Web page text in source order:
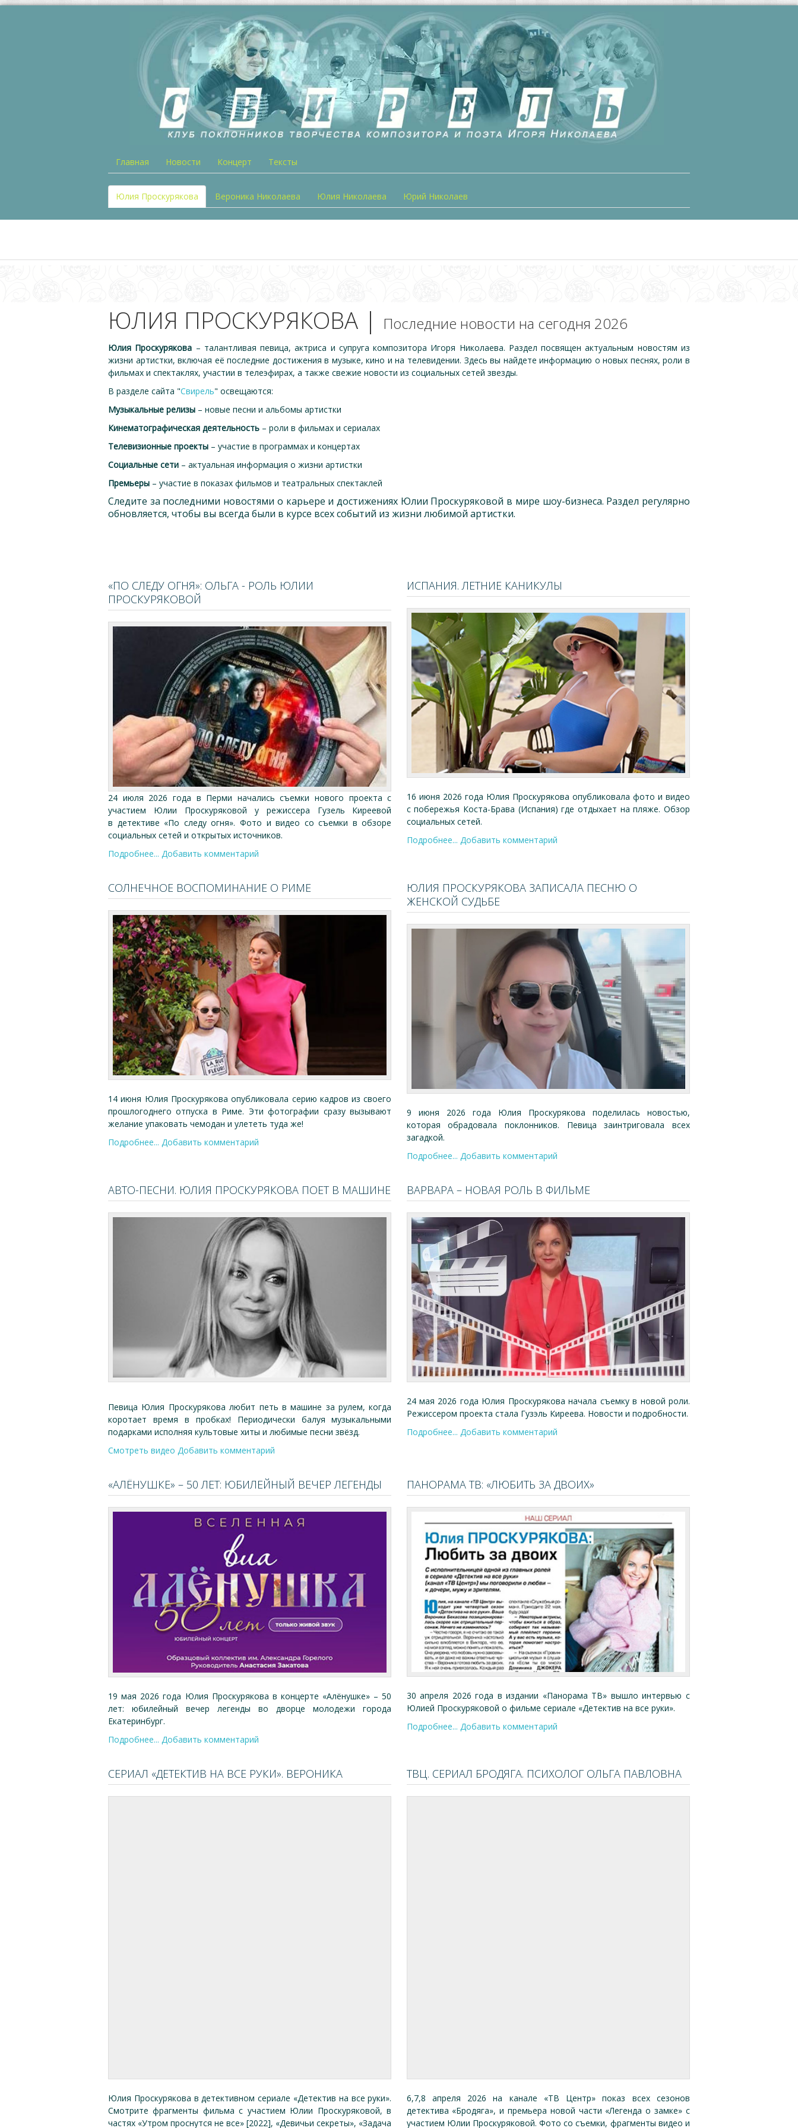
Главная Новости Концерт Тексты
Юлия Проскурякова Вероника Николаева Юлия Николаева Юрий Николаев
ЮЛИЯ ПРОСКУРЯКОВА | Последние новости на сегодня 2026
Юлия Проскурякова – талантливая певица, актриса и супруга композитора Игоря Николаева. Раздел посвящен актуальным новостям из
жизни артистки, включая её последние достижения в музыке, кино и на телевидении. Здесь вы найдете информацию о новых песнях, роли в
фильмах и спектаклях, участии в телеэфирах, а также свежие новости из социальных сетей звезды.
В разделе сайта "Свирель" освещаются:
Музыкальные релизы – новые песни и альбомы артистки
Кинематографическая деятельность – роли в фильмах и сериалах
Телевизионные проекты – участие в программах и концертах
Социальные сети – актуальная информация о жизни артистки
Премьеры – участие в показах фильмов и театральных спектаклей
Следите за последними новостями о карьере и достижениях Юлии Проскуряковой в мире шоу-бизнеса. Раздел регулярно
обновляется, чтобы вы всегда были в курсе всех событий из жизни любимой артистки.
«ПО СЛЕДУ ОГНЯ»: ОЛЬГА - РОЛЬ ЮЛИИ
ПРОСКУРЯКОВОЙ
24 июля 2026 года в Перми начались съемки нового проекта с
участием Юлии Проскуряковой у режиссера Гузель Киреевой
в детективе «По следу огня». Фото и видео со съемки в обзоре
социальных сетей и открытых источников.
Подробнее... Добавить комментарий
ИСПАНИЯ. ЛЕТНИЕ КАНИКУЛЫ
16 июня 2026 года Юлия Проскурякова опубликовала фото и видео
с побережья Коста-Брава (Испания) где отдыхает на пляже. Обзор
социальных сетей.
Подробнее... Добавить комментарий
СОЛНЕЧНОЕ ВОСПОМИНАНИЕ О РИМЕ
14 июня Юлия Проскурякова опубликовала серию кадров из своего
прошлогоднего отпуска в Риме. Эти фотографии сразу вызывают
желание упаковать чемодан и улететь туда же!
Подробнее... Добавить комментарий
ЮЛИЯ ПРОСКУРЯКОВА ЗАПИСАЛА ПЕСНЮ О
ЖЕНСКОЙ СУДЬБЕ
9 июня 2026 года Юлия Проскурякова поделилась новостью,
которая обрадовала поклонников. Певица заинтриговала всех
загадкой.
Подробнее... Добавить комментарий
АВТО-ПЕСНИ. ЮЛИЯ ПРОСКУРЯКОВА ПОЕТ В МАШИНЕ
Певица Юлия Проскурякова любит петь в машине за рулем, когда
коротает время в пробках! Периодически балуя музыкальными
подарками исполняя культовые хиты и любимые песни звёзд.
Смотреть видео Добавить комментарий
ВАРВАРА – НОВАЯ РОЛЬ В ФИЛЬМЕ
24 мая 2026 года Юлия Проскурякова начала съемку в новой роли.
Режиссером проекта стала Гузэль Киреева. Новости и подробности.
Подробнее... Добавить комментарий
«АЛЁНУШКЕ» – 50 ЛЕТ: ЮБИЛЕЙНЫЙ ВЕЧЕР ЛЕГЕНДЫ
19 мая 2026 года Юлия Проскурякова в концерте «Алёнушке» – 50
лет: юбилейный вечер легенды во дворце молодежи города
Екатеринбург.
Подробнее... Добавить комментарий
ПАНОРАМА ТВ: «ЛЮБИТЬ ЗА ДВОИХ»
30 апреля 2026 года в издании «Панорама ТВ» вышло интервью с
Юлией Проскуряковой о фильме сериале «Детектив на все руки».
Подробнее... Добавить комментарий
СЕРИАЛ «ДЕТЕКТИВ НА ВСЕ РУКИ». ВЕРОНИКА
Юлия Проскурякова в детективном сериале «Детектив на все руки».
Смотрите фрагменты фильма с участием Юлии Проскуряковой, в
частях «Утром проснутся не все» [2022], «Девичьи секреты», «Задача
ТВЦ. СЕРИАЛ БРОДЯГА. ПСИХОЛОГ ОЛЬГА ПАВЛОВНА
6,7,8 апреля 2026 на канале «ТВ Центр» показ всех сезонов
детектива «Бродяга», и премьера новой части «Легенда о замке» с
участием Юлии Проскуряковой. Фото со съемки, фрагменты видео и